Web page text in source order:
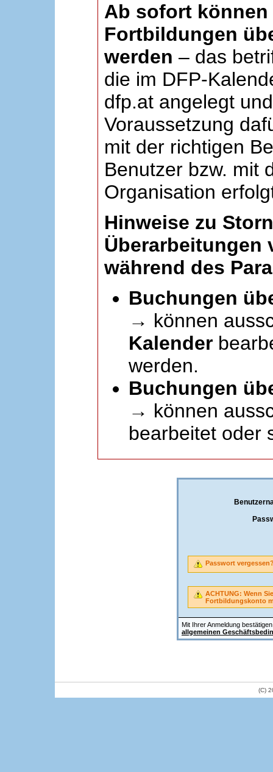
Ab sofort können
Fortbildungen
werden – das
die im DFP-
dfp.at angelegt
Voraussetzung
mit der richtigen
Benutzer bzw. mit
Organisation
Hinweise zu
Überarbeitungen
während des
Buchungen
→ können
Kalender
werden.
Buchungen
→ können
bearbeitet oder
Mit Ihrer Anmeldung
allgemeinen
Passwort
ACHTUNG: Wenn
Fortbildungskonto
(C)